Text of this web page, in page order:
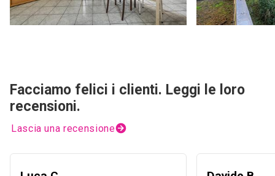
Facciamo felici i clienti. Leggi le loro
recensioni.
Lascia una recensione